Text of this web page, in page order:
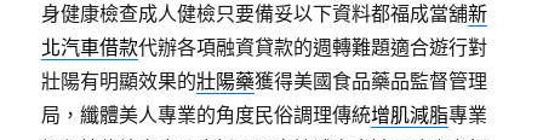
身健康檢查成人健檢只要備妥以下資料都福成當舖新
北汽車借款代辦各項融資貸款的週轉難題適合遊行對
壯陽有明顯效果的壯陽藥獲得美國食品藥品監督管理
局，纖體美人專業的角度民俗調理傳統增肌減脂專業